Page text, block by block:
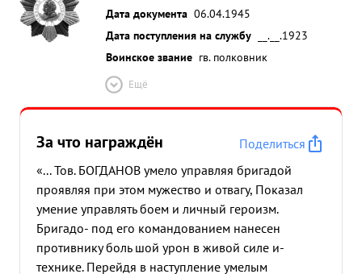
Дата документа 06.04.1945
Дата поступления на службу
__.__.1923
Воинское звание гв. полковник
Ещё
За что награждён
Поделиться
«... Тов. БОГДАНОВ умело управляя бригадой
проявляя при этом мужество и отвагу, Показал
умение управлять боем и личный героизм.
Бригадо- под его командованием нанесен
противнику боль шой урон в живой силе и-
технике. Перейдя в наступление умелым